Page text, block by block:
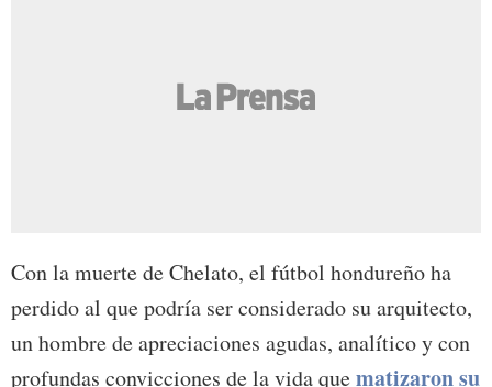
Con la muerte de Chelato, el fútbol hondureño ha
perdido al que podría ser considerado su arquitecto,
un hombre de apreciaciones agudas, analítico y con
profundas convicciones de la vida quematizaron su